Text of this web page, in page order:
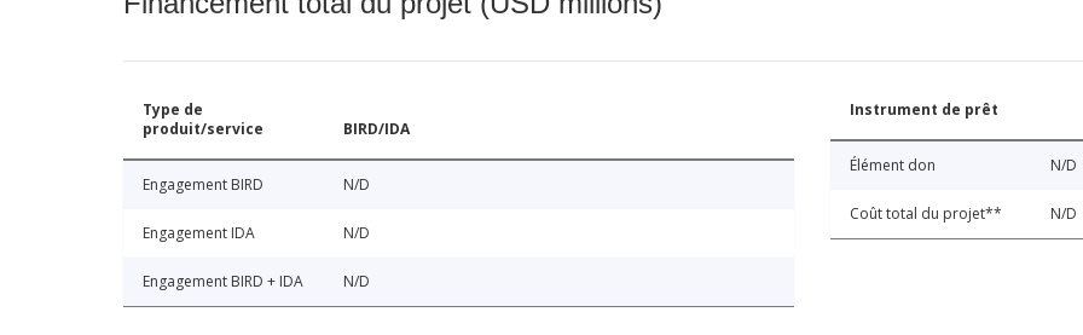
Type de
produit/service
BIRD/IDA
Engagement BIRD N/D
Engagement IDA N/D
Engagement BIRD + IDA N/D
Instrument de prêt
Élément don N/D
Coût total du projet** N/D